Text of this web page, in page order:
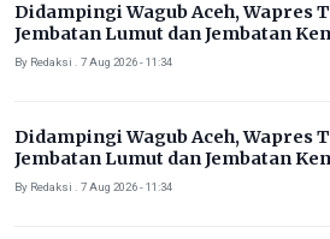
Didampingi Wagub Aceh, Wapres
Jembatan Lumut dan Jembatan
By Redaksi . 7 Aug 2026 - 11:34
Didampingi Wagub Aceh, Wapres
Jembatan Lumut dan Jembatan
By Redaksi . 7 Aug 2026 - 11:34